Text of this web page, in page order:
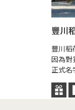
豐川
豐川稻
因為對
正式名